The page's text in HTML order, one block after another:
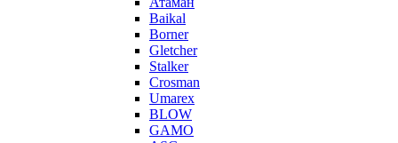
Baikal
Borner
Gletcher
Stalker
Crosman
Umarex
BLOW
GAMO